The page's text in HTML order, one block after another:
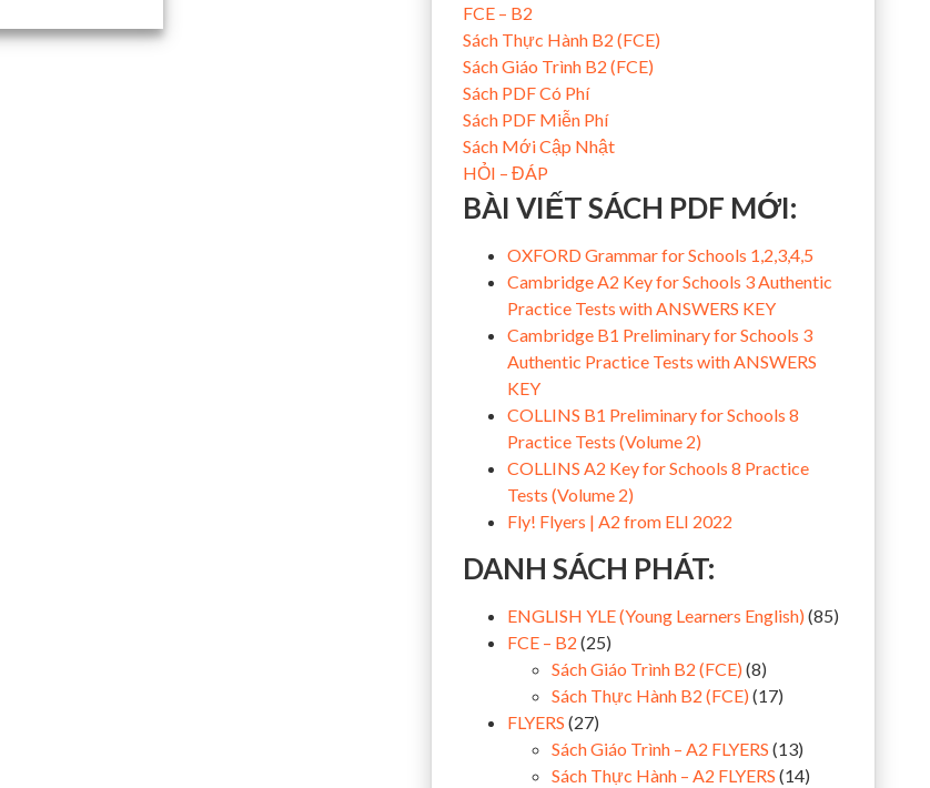
FCE – B2
Sách Thực Hành B2 (FCE)
Sách Giáo Trình B2 (FCE)
Sách PDF Có Phí
Sách PDF Miễn Phí
Sách Mới Cập Nhật
HỎI – ĐÁP
BÀI VIẾT SÁCH PDF MỚI:
OXFORD Grammar for Schools 1,2,3,4,5
Cambridge A2 Key for Schools 3 Authentic
Practice Tests with ANSWERS KEY
Cambridge B1 Preliminary for Schools 3
Authentic Practice Tests with ANSWERS
KEY
COLLINS B1 Preliminary for Schools 8
Practice Tests (Volume 2)
COLLINS A2 Key for Schools 8 Practice
Tests (Volume 2)
Fly! Flyers | A2 from ELI 2022
DANH SÁCH PHÁT:
ENGLISH YLE (Young Learners English) (85)
FCE – B2 (25)
Sách Giáo Trình B2 (FCE) (8)
Sách Thực Hành B2 (FCE) (17)
FLYERS (27)
Sách Giáo Trình – A2 FLYERS (13)
Sách Thực Hành – A2 FLYERS (14)